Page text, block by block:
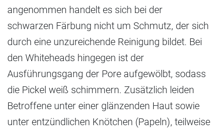
angenommen handelt es sich bei der
schwarzen Färbung nicht um Schmutz, der sich
durch eine unzureichende Reinigung bildet. Bei
den Whiteheads hingegen ist der
Ausführungsgang der Pore aufgewölbt, sodass
die Pickel weiß schimmern. Zusätzlich leiden
Betroffene unter einer glänzenden Haut sowie
unter entzündlichen Knötchen (Papeln), teilweise